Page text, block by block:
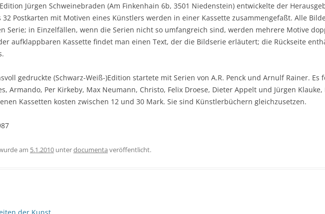
Edition Jürgen Schweinebraden (Am Finkenhain 6b, 3501 Niedenstein) entwickelte der
32 Postkarten mit Motiven eines Künstlers werden in einer Kassette zusammengefaßt. Alle
Serie; in Einzelfällen, wenn die Serien nicht so umfangreich sind, werden mehrere Motive
aufklappbaren Kassette findet man einen Text, der die Bildserie erläutert; die Rückseite
gedruckte (Schwarz-Weiß-)Edition startete mit Serien von A.R. Penck und Arnulf Rainer.
Armando, Per Kirkeby, Max Neumann, Christo, Felix Droese, Dieter Appelt und Jürgen
Kassetten kosten zwischen 12 und 30 Mark. Sie sind Künstlerbüchern gleichzusetzen.
am 5.1.2010 unterdocumenta veröffentlicht.